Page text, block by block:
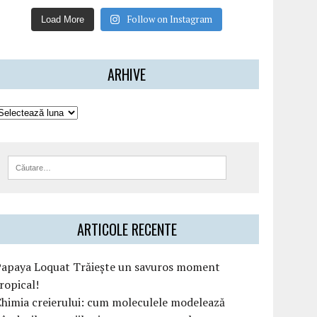
Load More Follow on Instagram
ARHIVE
ARTICOLE RECENTE
Loquat Trăiește un savuros moment
creierului: cum moleculele modelează